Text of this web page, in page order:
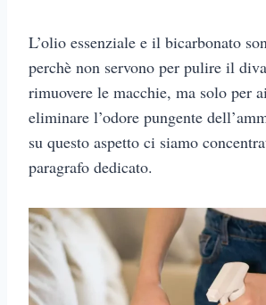
L’olio essenziale e il bicarbonato
perchè non servono per pulire il
rimuovere le macchie, ma solo per
eliminare l’odore pungente
su questo aspetto ci siamo
paragrafo dedicato.